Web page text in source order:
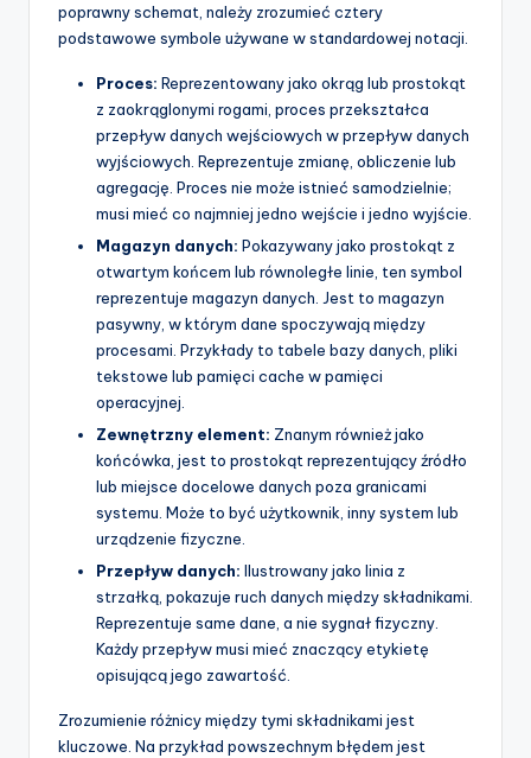
poprawny schemat, należy zrozumieć cztery
podstawowe symbole używane w standardowej notacji.
Proces: Reprezentowany jako okrąg lub prostokąt
z zaokrąglonymi rogami, proces przekształca
przepływ danych wejściowych w przepływ danych
wyjściowych. Reprezentuje zmianę, obliczenie lub
agregację. Proces nie może istnieć samodzielnie;
musi mieć co najmniej jedno wejście i jedno wyjście.
Magazyn danych: Pokazywany jako prostokąt z
otwartym końcem lub równoległe linie, ten symbol
reprezentuje magazyn danych. Jest to magazyn
pasywny, w którym dane spoczywają między
procesami. Przykłady to tabele bazy danych, pliki
tekstowe lub pamięci cache w pamięci
operacyjnej.
Zewnętrzny element: Znanym również jako
końcówka, jest to prostokąt reprezentujący źródło
lub miejsce docelowe danych poza granicami
systemu. Może to być użytkownik, inny system lub
urządzenie fizyczne.
Przepływ danych: Ilustrowany jako linia z
strzałką, pokazuje ruch danych między składnikami.
Reprezentuje same dane, a nie sygnał fizyczny.
Każdy przepływ musi mieć znaczący etykietę
opisującą jego zawartość.
Zrozumienie różnicy między tymi składnikami jest
kluczowe. Na przykład powszechnym błędem jest